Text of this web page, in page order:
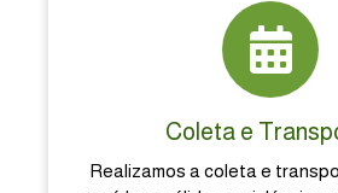
Coleta e
Realizamos a coleta e